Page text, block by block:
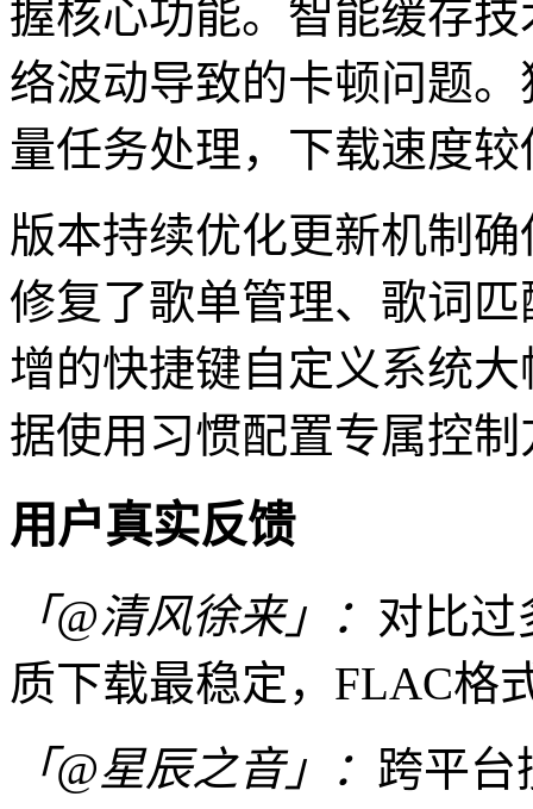
握核心功能。智能缓存
络波动导致的卡顿问题
量任务处理，下载速度
版本持续优化更新机制
修复了歌单管理、歌词
增的快捷键自定义系统
据使用习惯配置专属控制
用户真实反馈
「@清风徐来」： 对比过
质下载最稳定，FLAC格
「@星辰之音」： 跨平台